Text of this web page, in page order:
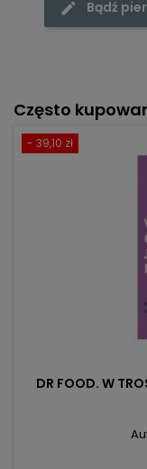
Bądź
Często
- 39,10 zł
DR FOOD. W